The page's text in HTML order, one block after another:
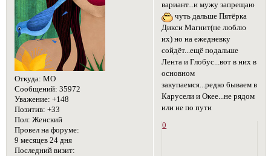
Откуда: МО
Сообщений: 35972
Уважение: +148
Позитив: +33
Пол: Женский
Провел на форуме:
9 месяцев 24 дня
Последний визит:
вариант...и мужу запрещаю
чуть дальше Пятёрка
Дикси Магнит(не люблю
их) но на ежедневку
сойдёт...ещё подальше
Лента и Глобус...вот в них в
основном
закупаемся...редко бываем в
Карусели и Окее...не рядом
или не по пути
0